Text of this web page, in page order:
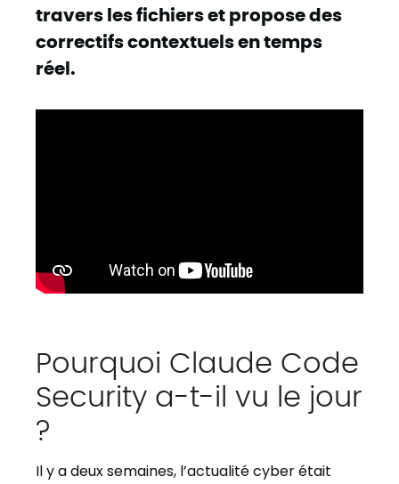
travers les fichiers et propose des
correctifs contextuels en temps
réel.
Pourquoi Claude Code
Security a-t-il vu le jour
?
Il y a deux semaines, l’actualité cyber était